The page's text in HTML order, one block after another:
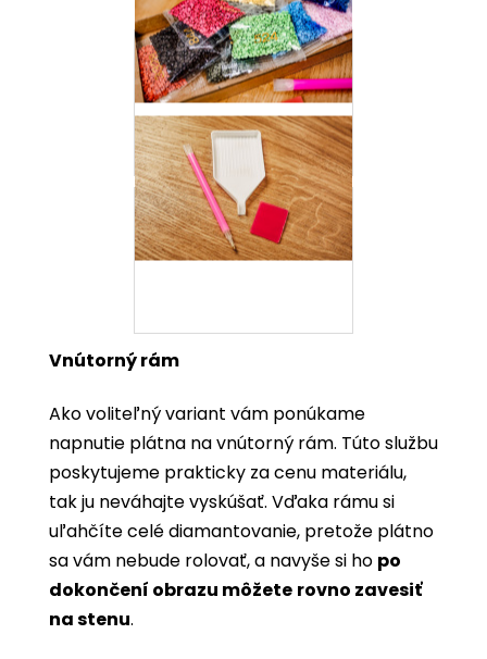
Vnútorný rám
Ako voliteľný variant vám ponúkame
napnutie plátna na vnútorný rám. Túto službu
poskytujeme prakticky za cenu materiálu,
tak ju neváhajte vyskúšať. Vďaka rámu si
uľahčíte celé diamantovanie, pretože plátno
sa vám nebude rolovať, a navyše si ho po
dokončení obrazu môžete rovno zavesiť
na stenu.